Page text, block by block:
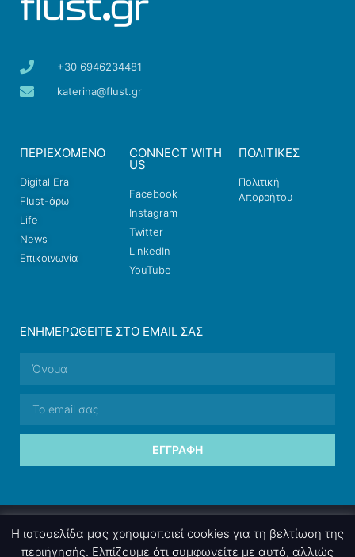
+30 6946234481
katerina@flust.gr
ΠΕΡΙΕΧΟΜΕΝΟ
Digital Era
Flust-άρω
Life
News
Επικοινωνία
CONNECT WITH
US
Facebook
Instagram
Twitter
LinkedIn
YouTube
ΠΟΛΙΤΙΚΕΣ
Πολιτική
Απορρήτου
ΕΝΗΜΕΡΩΘΕΊΤΕ ΣΤΟ EMAIL ΣΑΣ
ΕΓΓΡΑΦΉ
Η ιστοσελίδα μας χρησιμοποιεί cookies για τη βελτίωση της
περιήγησής. Ελπίζουμε ότι συμφωνείτε με αυτό, αλλιώς